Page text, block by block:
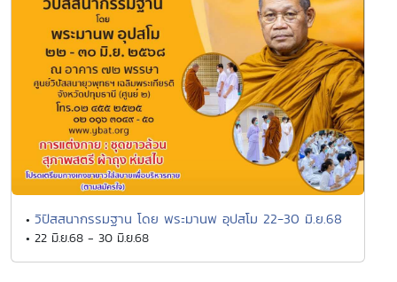
• วิปัสสนากรรมฐาน โดย พระมานพ อุปสโม 22-30 มิ.ย.68
• 22 มิ.ย.68 - 30 มิ.ย.68